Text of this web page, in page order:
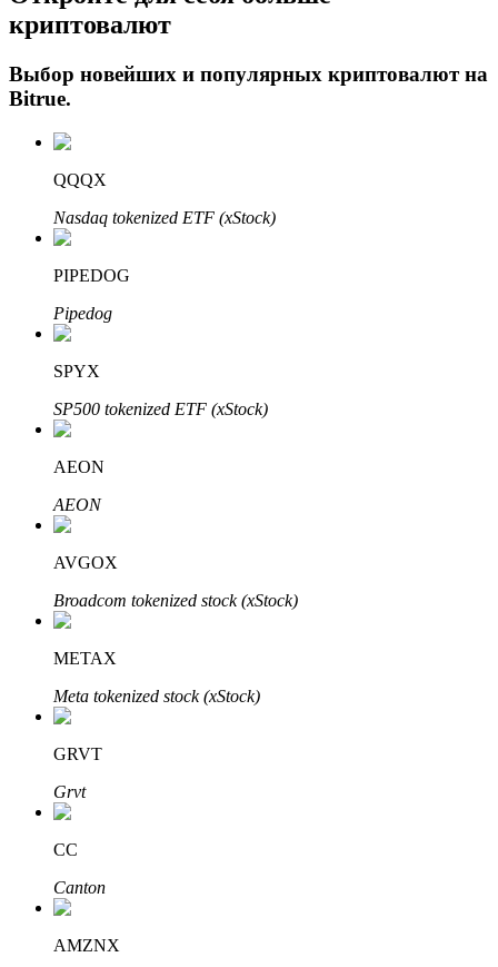
Авто Инвест
Узнайте о пассивном доходе
Bitrue
Bitrue Партнеры
криптовалют
Выбор новейших и популярных криптовалют на
Bitrue.
QQQX
Nasdaq tokenized ETF (xStock)
PIPEDOG
Pipedog
SPYX
SP500 tokenized ETF (xStock)
AEON
AEON
AVGOX
Broadcom tokenized stock (xStock)
METAX
Meta tokenized stock (xStock)
GRVT
Grvt
CC
Canton
AMZNX